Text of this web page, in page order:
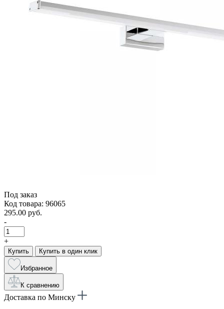
Под заказ
Код товара: 96065
295.00 руб.
-
+
Купить Купить в один клик
Избранное
К сравнению
Доставка по Минску